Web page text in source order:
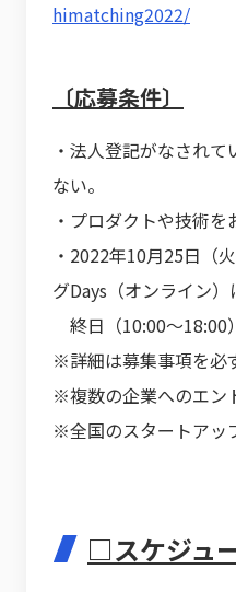
himatching2022/
〔応募条件〕
・法人登記がなされ
ない。
・プロダクトや技術を
・2022年10月25日（
グDays（オンライン）
終日（10:00～18:00
※詳細は募集事項を必
※複数の企業へのエン
※全国のスタートアッ
□スケジュ